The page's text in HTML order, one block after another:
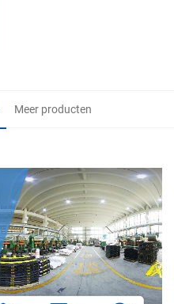
Meer producten